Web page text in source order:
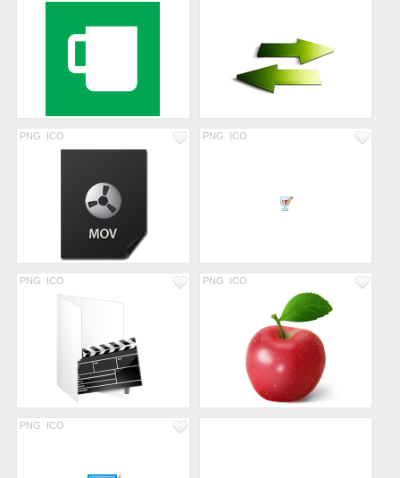
PNG ICO PNG ICO
PNG ICO PNG ICO
PNG ICO